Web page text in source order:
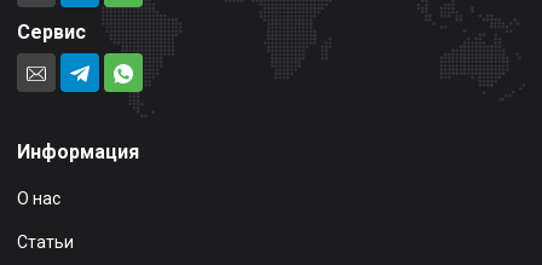
Сервис
Информация
О нас
Статьи